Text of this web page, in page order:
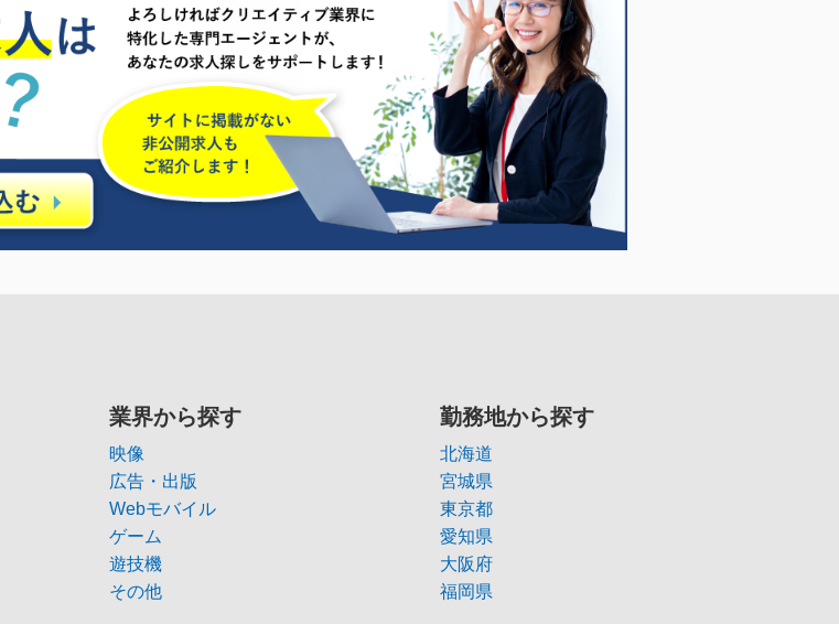
業界から探す
映像
広告・出版
Webモバイル
ゲーム
遊技機
その他
勤務地から探す
北海道
宮城県
東京都
愛知県
大阪府
福岡県